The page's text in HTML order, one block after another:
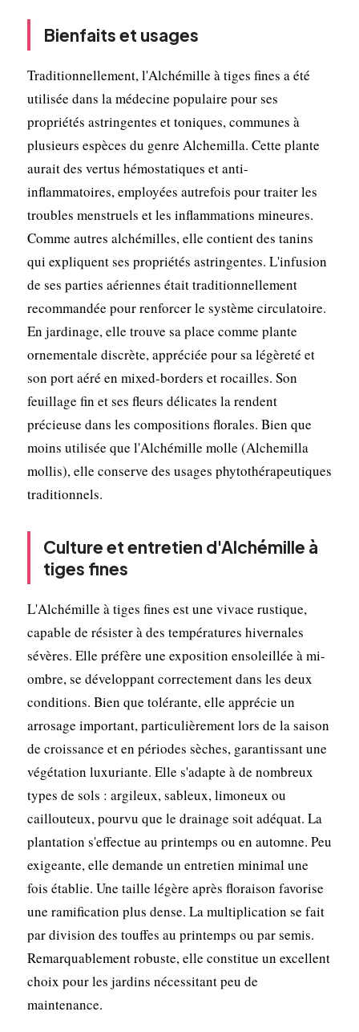
Bienfaits et usages
Traditionnellement, l'Alchémille à tiges fines a été
utilisée dans la médecine populaire pour ses
propriétés astringentes et toniques, communes à
plusieurs espèces du genre Alchemilla. Cette plante
aurait des vertus hémostatiques et anti-
inflammatoires, employées autrefois pour traiter les
troubles menstruels et les inflammations mineures.
Comme autres alchémilles, elle contient des tanins
qui expliquent ses propriétés astringentes. L'infusion
de ses parties aériennes était traditionnellement
recommandée pour renforcer le système circulatoire.
En jardinage, elle trouve sa place comme plante
ornementale discrète, appréciée pour sa légèreté et
son port aéré en mixed-borders et rocailles. Son
feuillage fin et ses fleurs délicates la rendent
précieuse dans les compositions florales. Bien que
moins utilisée que l'Alchémille molle (Alchemilla
mollis), elle conserve des usages phytothérapeutiques
traditionnels.
Culture et entretien d'Alchémille à
tiges fines
L'Alchémille à tiges fines est une vivace rustique,
capable de résister à des températures hivernales
sévères. Elle préfère une exposition ensoleillée à mi-
ombre, se développant correctement dans les deux
conditions. Bien que tolérante, elle apprécie un
arrosage important, particulièrement lors de la saison
de croissance et en périodes sèches, garantissant une
végétation luxuriante. Elle s'adapte à de nombreux
types de sols : argileux, sableux, limoneux ou
caillouteux, pourvu que le drainage soit adéquat. La
plantation s'effectue au printemps ou en automne. Peu
exigeante, elle demande un entretien minimal une
fois établie. Une taille légère après floraison favorise
une ramification plus dense. La multiplication se fait
par division des touffes au printemps ou par semis.
Remarquablement robuste, elle constitue un excellent
choix pour les jardins nécessitant peu de
maintenance.